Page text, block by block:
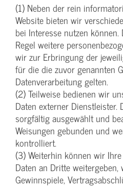
(1) Neben der rein
Website bieten wir
bei Interesse nutzen
Regel weitere
wir zur Erbringung der
für die die zuvor genannten
Datenverarbeitung gelten.
(2) Teilweise bedienen wir
Daten externer
sorgfältig ausgewählt und
Weisungen gebunden und
kontrolliert.
(3) Weiterhin können wir
Daten an Dritte
Gewinnspiele,